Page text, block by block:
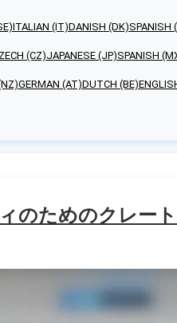
ITALIAN (IT)DANISH (DK)SPANISH
(CZ)JAPANESE (JP)SPANISH
GERMAN (AT)DUTCH (BE)
のためのクレー